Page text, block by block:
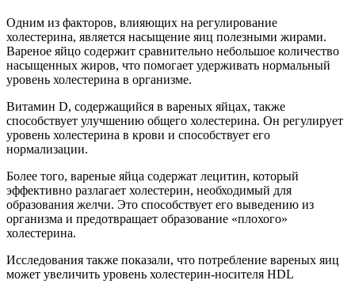
Одним из факторов, влияющих на регулирование
холестерина, является насыщение яиц полезными жирами.
Вареное яйцо содержит сравнительно небольшое количество
насыщенных жиров, что помогает удерживать нормальный
уровень холестерина в организме.
Витамин D, содержащийся в вареных яйцах, также
способствует улучшению общего холестерина. Он регулирует
уровень холестерина в крови и способствует его
нормализации.
Более того, вареные яйца содержат лецитин, который
эффективно разлагает холестерин, необходимый для
образования желчи. Это способствует его выведению из
организма и предотвращает образование «плохого»
холестерина.
Исследования также показали, что потребление вареных яиц
может увеличить уровень холестерин-носителя HDL